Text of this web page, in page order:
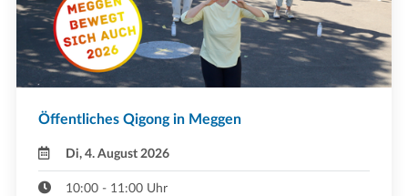
Öffentliches Qigong in Meggen
Di, 4. August 2026
10:00 - 11:00 Uhr